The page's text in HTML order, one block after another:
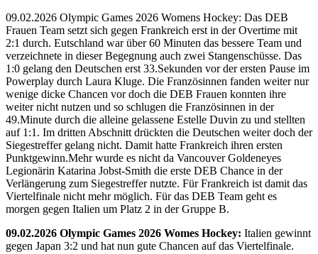
09.02.2026 Olympic Games 2026 Womens Hockey: Das DEB
Frauen Team setzt sich gegen Frankreich erst in der Overtime mit
2:1 durch. Eutschland war über 60 Minuten das bessere Team und
verzeichnete in dieser Begegnung auch zwei Stangenschüsse. Das
1:0 gelang den Deutschen erst 33.Sekunden vor der ersten Pause im
Powerplay durch Laura Kluge. Die Französinnen fanden weiter nur
wenige dicke Chancen vor doch die DEB Frauen konnten ihre
weiter nicht nutzen und so schlugen die Französinnen in der
49.Minute durch die alleine gelassene Estelle Duvin zu und stellten
auf 1:1. Im dritten Abschnitt drückten die Deutschen weiter doch der
Siegestreffer gelang nicht. Damit hatte Frankreich ihren ersten
Punktgewinn.Mehr wurde es nicht da Vancouver Goldeneyes
Legionärin Katarina Jobst-Smith die erste DEB Chance in der
Verlängerung zum Siegestreffer nutzte. Für Frankreich ist damit das
Viertelfinale nicht mehr möglich. Für das DEB Team geht es
morgen gegen Italien um Platz 2 in der Gruppe B.
09.02.2026 Olympic Games 2026 Womes Hockey: Italien gewinnt
gegen Japan 3:2 und hat nun gute Chancen auf das Viertelfinale.